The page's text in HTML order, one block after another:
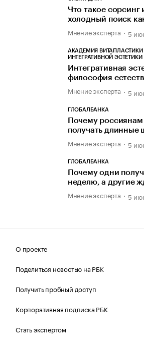
Что такое сорсинг
холодный поиск
Мнение эксперта 5
АКАДЕМИЯ
ИНТЕГРАТИВНОЙ ЭСТЕТИКИ
Интегративная
философия
Мнение эксперта 5
ГЛОБАЛБАНКА
Почему
получать длинные
Мнение эксперта 5
ГЛОБАЛБАНКА
Почему одни
неделю, а другие
Мнение эксперта 5
О проекте
Поделиться новостью на РБК
Получить пробный доступ
Корпоративная подписка РБК
Стать экспертом